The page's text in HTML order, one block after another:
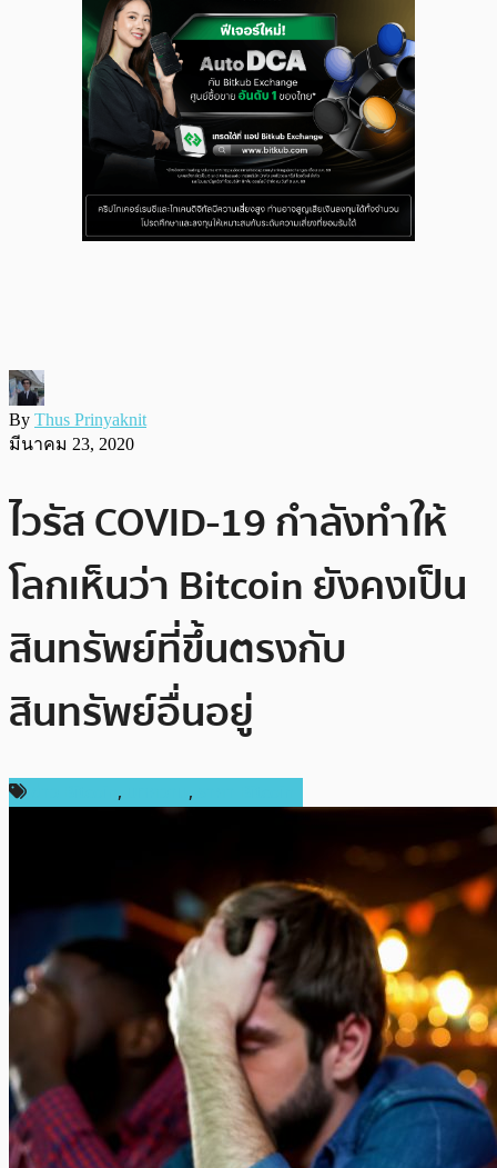
By Thus Prinyaknit
มีนาคม 23, 2020
ไวรัส COVID-19 กำลังทำให้
โลกเห็นว่า Bitcoin ยังคงเป็น
สินทรัพย์ที่ขึ้นตรงกับ
สินทรัพย์อื่นอยู่
, ,